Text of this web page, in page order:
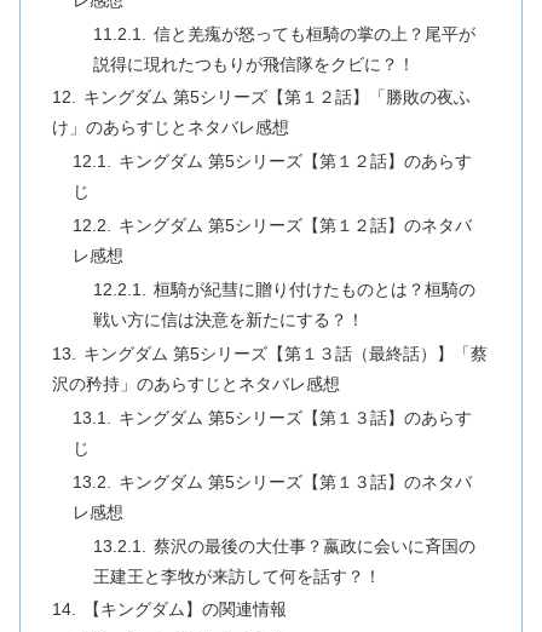
信と羌瘣が怒っても桓騎の掌の上？尾平が
説得に現れたつもりが飛信隊をクビに？！
キングダム 第5シリーズ【第１２話】「勝敗の夜ふ
け」のあらすじとネタバレ感想
キングダム 第5シリーズ【第１２話】のあらす
じ
キングダム 第5シリーズ【第１２話】のネタバ
レ感想
桓騎が紀彗に贈り付けたものとは？桓騎の
戦い方に信は決意を新たにする？！
キングダム 第5シリーズ【第１３話（最終話）】「蔡
沢の矜持」のあらすじとネタバレ感想
キングダム 第5シリーズ【第１３話】のあらす
じ
キングダム 第5シリーズ【第１３話】のネタバ
レ感想
蔡沢の最後の大仕事？嬴政に会いに斉国の
王建王と李牧が来訪して何を話す？！
【キングダム】の関連情報